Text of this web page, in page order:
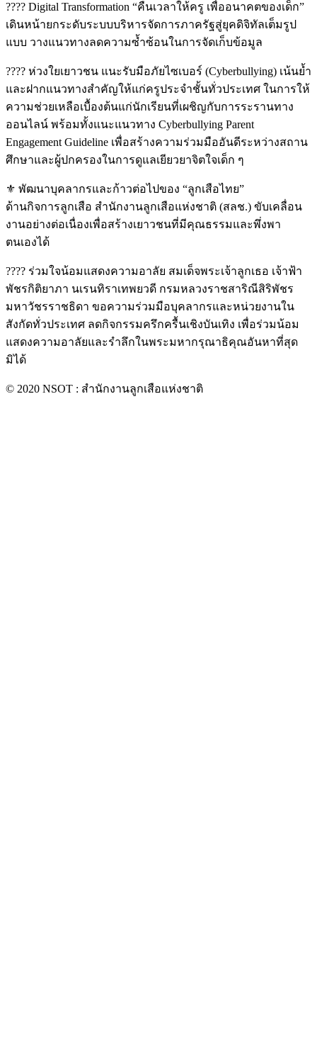
???? Digital Transformation “คืนเวลาให้ครู เพื่ออนาคตของเด็ก”
เดินหน้ายกระดับระบบบริหารจัดการภาครัฐสู่ยุคดิจิทัลเต็มรูป
แบบ วางแนวทางลดความซ้ำซ้อนในการจัดเก็บข้อมูล
????️ ห่วงใยเยาวชน แนะรับมือภัยไซเบอร์ (Cyberbullying) เน้นย้ำ
และฝากแนวทางสำคัญให้แก่ครูประจำชั้นทั่วประเทศ ในการให้
ความช่วยเหลือเบื้องต้นแก่นักเรียนที่เผชิญกับการระรานทาง
ออนไลน์ พร้อมทั้งแนะแนวทาง Cyberbullying Parent
Engagement Guideline เพื่อสร้างความร่วมมืออันดีระหว่างสถาน
ศึกษาและผู้ปกครองในการดูแลเยียวยาจิตใจเด็ก ๆ
⚜️ พัฒนาบุคลากรและก้าวต่อไปของ “ลูกเสือไทย”
ด้านกิจการลูกเสือ สำนักงานลูกเสือแห่งชาติ (สลช.) ขับเคลื่อน
งานอย่างต่อเนื่องเพื่อสร้างเยาวชนที่มีคุณธรรมและพึ่งพา
ตนเองได้
???? ร่วมใจน้อมแสดงความอาลัย สมเด็จพระเจ้าลูกเธอ เจ้าฟ้า
พัชรกิติยาภา นเรนทิราเทพยวดี กรมหลวงราชสาริณีสิริพัชร
มหาวัชรราชธิดา ขอความร่วมมือบุคลากรและหน่วยงานใน
สังกัดทั่วประเทศ ลดกิจกรรมครึกครื้นเชิงบันเทิง เพื่อร่วมน้อม
แสดงความอาลัยและรำลึกในพระมหากรุณาธิคุณอันหาที่สุด
มิได้
© 2020 NSOT : สำนักงานลูกเสือแห่งชาติ